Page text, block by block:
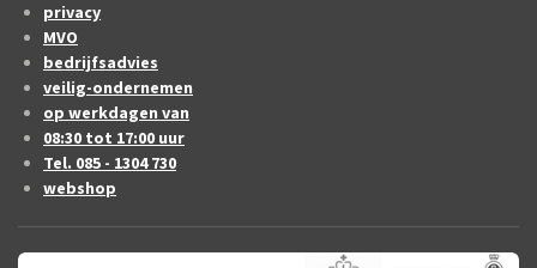
privacy
MVO
bedrijfsadvies
veilig-ondernemen
op werkdagen van
08:30 tot 17:00 uur
Tel. 085 - 1304 730
webshop